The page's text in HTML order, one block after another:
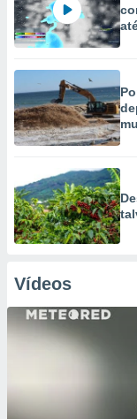
Vídeos